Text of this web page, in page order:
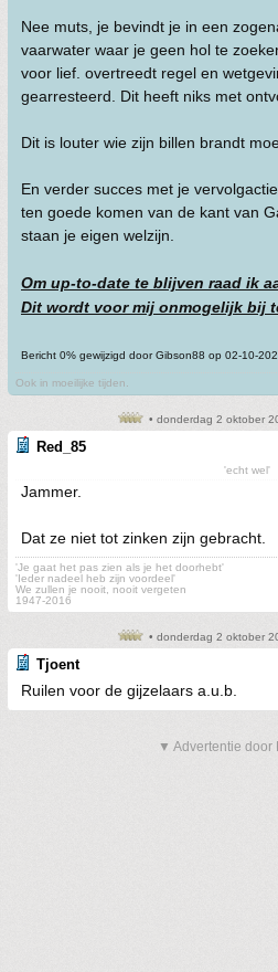
Nee muts, je bevindt je in een
vaarwater waar je geen hol te
voor lief. overtreedt regel en
gearresteerd. Dit heeft niks met
Dit is louter wie zijn billen brandt
En verder succes met je
ten goede komen van de kant van
staan je eigen welzijn.
Om up-to-date te blijven raad ik
Dit wordt voor mij onmogelijk bij
Bericht 0% gewijzigd door Gibson88 op 02-10-
Ook in moeilijke tijden.
• donderdag 2 oktober
Red_85
'echt wel'
Jammer.
Dat ze niet tot zinken zijn gebracht.
'Je gaat het pas zien als je het doorhebt'
'Ieder nadeel heb zijn voordeel'
We zullen je nooit, nooit vergeten
1947-2016
• donderdag 2 oktober
Tjoent
Ruilen voor de gijzelaars a.u.b.
▼ Advertentie door